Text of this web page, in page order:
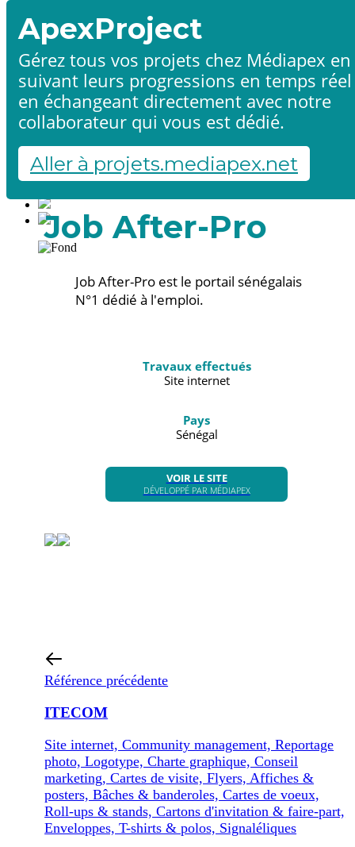
Accueil
Produits & services
Références
Contact
Démarrer un projet
Fr
English
Job After-Pro
Job After-Pro est le portail sénégalais
N°1 dédié à l'emploi.
Travaux effectués
Site internet
Pays
Sénégal
VOIR LE SITE
DÉVELOPPÉ PAR MÉDIAPEX
Référence précédente
ITECOM
Site internet, Community management, Reportage
photo, Logotype, Charte graphique, Conseil
marketing, Cartes de visite, Flyers, Affiches &
posters, Bâches & banderoles, Cartes de voeux,
Roll-ups & stands, Cartons d'invitation & faire-part,
Enveloppes, T-shirts & polos, Signaléliques
ApexProject
Gérez tous vos projets chez Médiapex en
suivant leurs progressions en temps
en échangeant directement avec notre
collaborateur qui vous est dédié.
Aller à projets.mediapex.net